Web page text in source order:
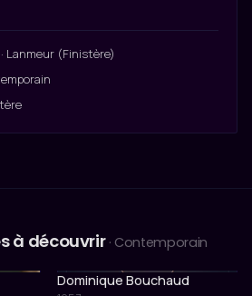
Lanmeur (Finistère)
à découvrir · Contemporain
Dominique Bouchaud